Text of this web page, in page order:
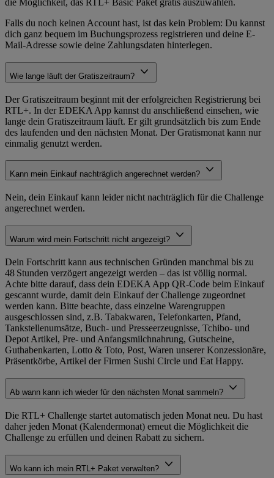
die Möglichkeit, das RTL+ Basic Paket gratis auszuwählen.
Falls du noch keinen Account hast, ist das kein Problem: Du kannst
dich ganz bequem im Buchungsprozess registrieren und deine E-
Mail-Adresse sowie deine Zahlungsdaten hinterlegen.
Wie lange läuft der Gratiszeitraum?
Der Gratiszeitraum beginnt mit der erfolgreichen Registrierung bei
RTL+. In der EDEKA App kannst du anschließend einsehen, wie
lange dein Gratiszeitraum läuft. Er gilt grundsätzlich bis zum Ende
des laufenden und den nächsten Monat. Der Gratismonat kann nur
einmalig genutzt werden.
Kann mein Einkauf nachträglich angerechnet werden?
Nein, dein Einkauf kann leider nicht nachträglich für die Challenge
angerechnet werden.
Warum wird mein Fortschritt nicht angezeigt?
Dein Fortschritt kann aus technischen Gründen manchmal bis zu
48 Stunden verzögert angezeigt werden – das ist völlig normal.
Achte bitte darauf, dass dein EDEKA App QR‑Code beim Einkauf
gescannt wurde, damit dein Einkauf der Challenge zugeordnet
werden kann. Bitte beachte, dass einzelne Warengruppen
ausgeschlossen sind, z.B. Tabakwaren, Telefonkarten, Pfand,
Tankstellenumsätze, Buch- und Presseerzeugnisse, Tchibo- und
Depot Artikel, Pre- und Anfangsmilchnahrung, Gutscheine,
Guthabenkarten, Lotto & Toto, Post, Waren unserer Konzessionäre,
Präsentkörbe, Artikel der Firmen Sushi Circle und Eat Happy.
Ab wann kann ich wieder für den nächsten Monat sammeln?
Die RTL+ Challenge startet automatisch jeden Monat neu. Du hast
daher jeden Monat (Kalendermonat) erneut die Möglichkeit die
Challenge zu erfüllen und deinen Rabatt zu sichern.
Wo kann ich mein RTL+ Paket verwalten?